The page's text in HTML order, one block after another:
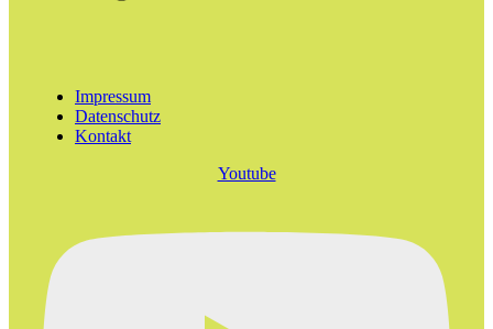
Impressum
Datenschutz
Kontakt
Youtube